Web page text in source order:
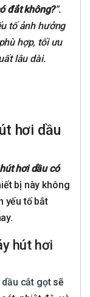
đắt không?”.
tố ảnh hưởng
hợp, tối ưu
lâu dài.
hơi dầu
hơi dầu có
bị này không
yếu tố bắt
hút hơi
dầu cắt gọtsẽ